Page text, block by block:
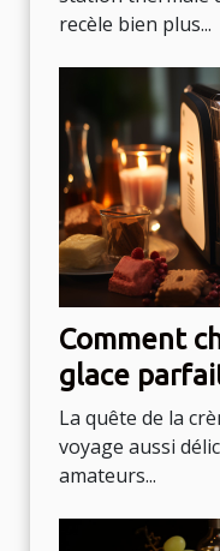
recèle bien plus...
Comment
glace
culinaires
La quête de la
voyage aussi
amateurs...